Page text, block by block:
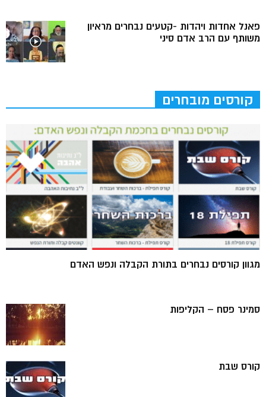
פאנל אחדות ויהדות -קטעים נבחרים מראיון
משותף עם הרב אדם סיני
קורסים מובחרים
מגוון קורסים נבחרים בתורת הקבלה ונפש האדם
סמינר פסח – הקליפות
קורס שבת